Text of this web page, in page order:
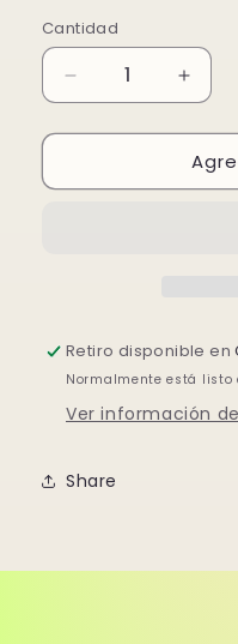
Cantidad
Reducir
cantidad
para
NORDICA
para
MINI
Retiro disponible en
Normalmente está listo
Ver información
Share